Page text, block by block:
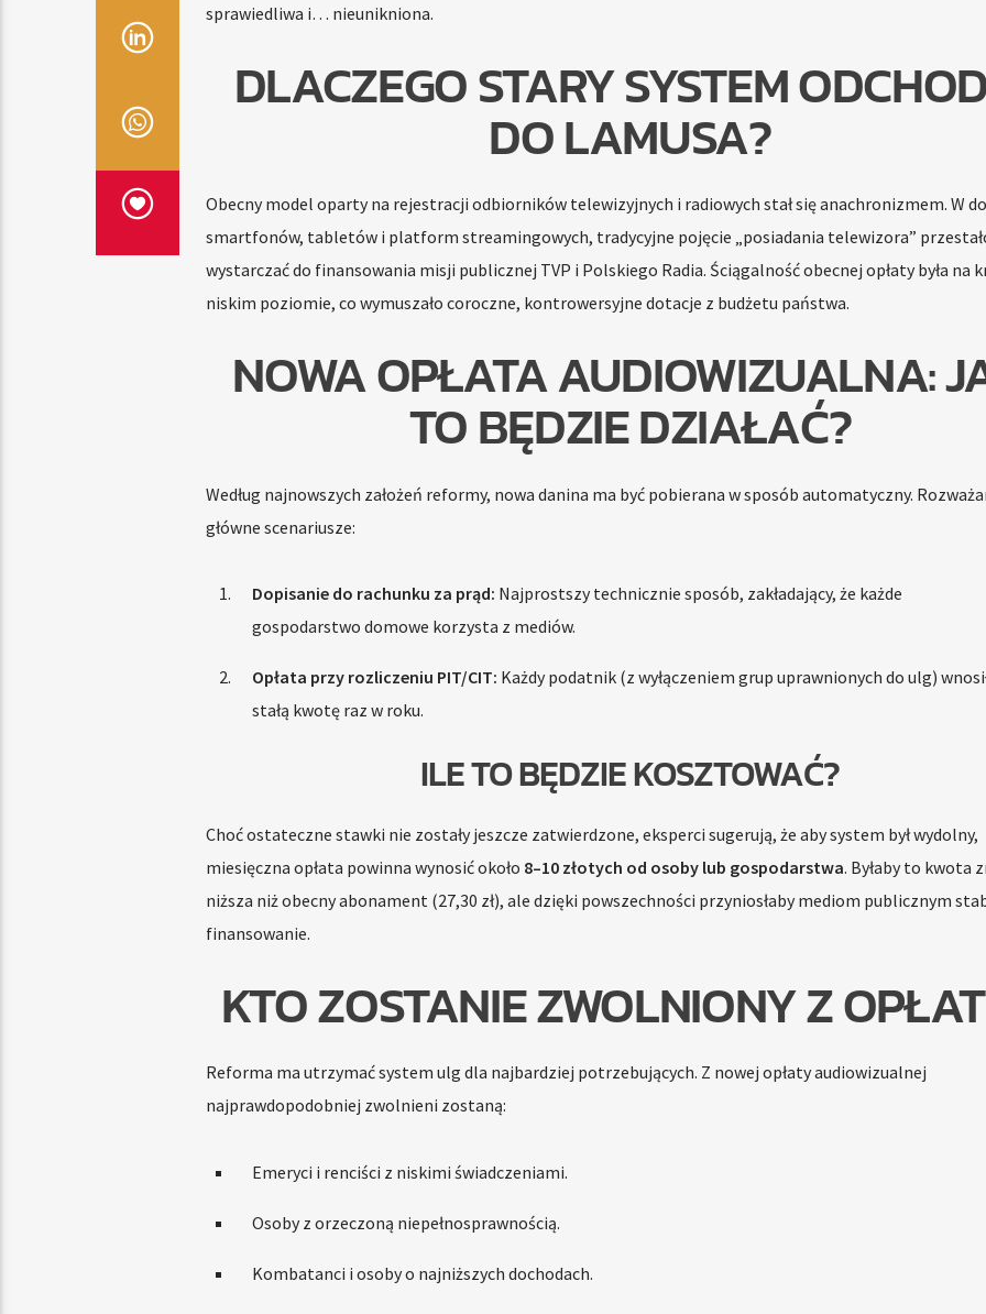
sprawiedliwa i… nieunikniona.
DLACZEGO STARY SYSTEM
DO LAMUSA?
Obecny model oparty na rejestracji odbiorników telewizyjnych i radiowych stał się anachronizmem. W
smartfonów, tabletów i platform streamingowych, tradycyjne pojęcie „posiadania telewizora”
wystarczać do finansowania misji publicznej TVP i Polskiego Radia. Ściągalność obecnej opłaty była na
niskim poziomie, co wymuszało coroczne, kontrowersyjne dotacje z budżetu państwa.
NOWA OPŁATA AUDIOWIZUALNA:
TO BĘDZIE DZIAŁAĆ?
Według najnowszych założeń reformy, nowa danina ma być pobierana w sposób automatyczny.
główne scenariusze:
Dopisanie do rachunku za prąd: Najprostszy technicznie sposób, zakładający, że każde
gospodarstwo domowe korzysta z mediów.
Opłata przy rozliczeniu PIT/CIT: Każdy podatnik (z wyłączeniem grup uprawnionych do ulg)
stałą kwotę raz w roku.
ILE TO BĘDZIE KOSZTOWAĆ?
Choć ostateczne stawki nie zostały jeszcze zatwierdzone, eksperci sugerują, że aby system był wydolny,
miesięczna opłata powinna wynosić około 8–10 złotych od osoby lub gospodarstwa. Byłaby to kwota
niższa niż obecny abonament (27,30 zł), ale dzięki powszechności przyniosłaby mediom publicznym
finansowanie.
KTO ZOSTANIE ZWOLNIONY Z
Reforma ma utrzymać system ulg dla najbardziej potrzebujących. Z nowej opłaty audiowizualnej
najprawdopodobniej zwolnieni zostaną:
Emeryci i renciści z niskimi świadczeniami.
Osoby z orzeczoną niepełnosprawnością.
Kombatanci i osoby o najniższych dochodach.